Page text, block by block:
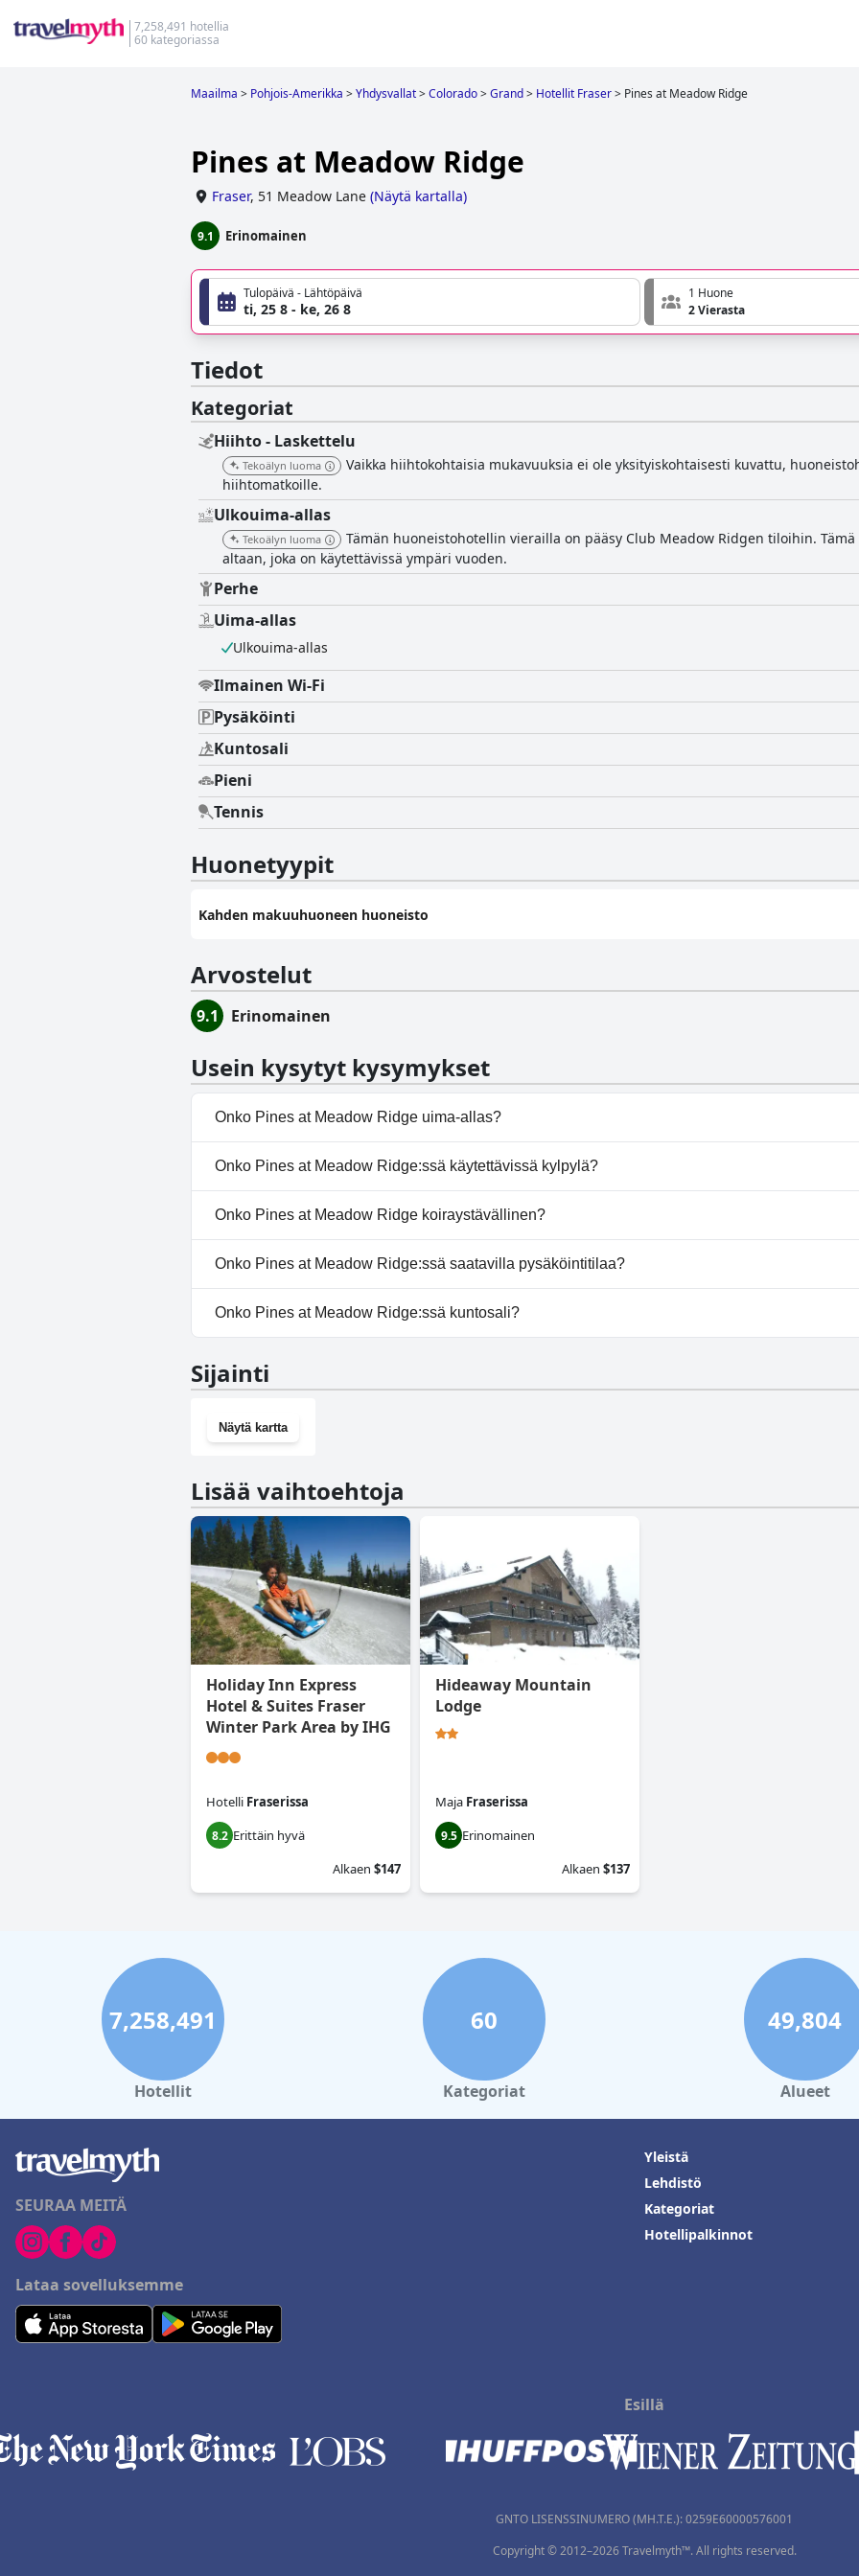
7,258,491 hotellia
60 kategoriassa
Maailma > Pohjois-Amerikka >Yhdysvallat>Colorado>Grand> Hotellit Fraser> Pines at Meadow Ridge
Pines at Meadow Ridge
Fraser, 51 Meadow Lane (Näytä kartalla)
9.1 Erinomainen
Tulopäivä - Lähtöpäivä
ti, 25 8 - ke, 26 8
1 Huone
2 Vierasta
Tiedot
Kategoriat
Hiihto - Laskettelu
Tekoälyn luoma
Vaikka hiihtokohtaisia mukavuuksia ei ole yksityiskohtaisesti kuvattu,
hiihtomatkoille.
Ulkouima-allas
Tekoälyn luoma
Tämän huoneistohotellin vierailla on pääsy Club Meadow Ridgen tiloihin.
altaan, joka on käytettävissä ympäri vuoden.
Perhe
Uima-allas
Ulkouima-allas
Ilmainen Wi-Fi
Pysäköinti
Kuntosali
Pieni
Tennis
Huonetyypit
Kahden makuuhuoneen huoneisto
Arvostelut
9.1 Erinomainen
Usein kysytyt kysymykset
Onko Pines at Meadow Ridge uima-allas?
Kyllä, Pines at Meadow Ridge:ssä on uima-allas/altaita, jotka kuuluvat yhteen tai
Onko Pines at Meadow Ridge:ssä käytettävissä kylpylä?
Ei, Pines at Meadow Ridge ei tarjoa kylpylää.
Onko Pines at Meadow Ridge koiraystävällinen?
Ei, Pines at Meadow Ridge ei salli koiria.
Onko Pines at Meadow Ridge:ssä saatavilla pysäköintitilaa?
Kyllä, Pines at Meadow Ridge tarjoaa pysäköintimahdollisuuden.
Onko Pines at Meadow Ridge:ssä kuntosali?
Sijainti
Näytä kartta
Lisää vaihtoehtoja
Holiday Inn Express
Hotel & Suites Fraser
Winter Park Area by IHG
Hotelli Fraserissa
8.2 Erittäin hyvä
Alkaen $147
Hideaway Mountain
Lodge
Maja Fraserissa
9.5 Erinomainen
Alkaen $137
7,258,491
Hotellit
60
Kategoriat
49,804
Alueet
SEURAA MEITÄ
Lataa sovelluksemme
Yleistä
Lehdistö
Kategoriat
Hotellipalkinnot
Esillä
GNTO LISENSSINUMERO (MH.T.E.): 0259Ε60000576001
Copyright © 2012–2026 Travelmyth™. All rights reserved.